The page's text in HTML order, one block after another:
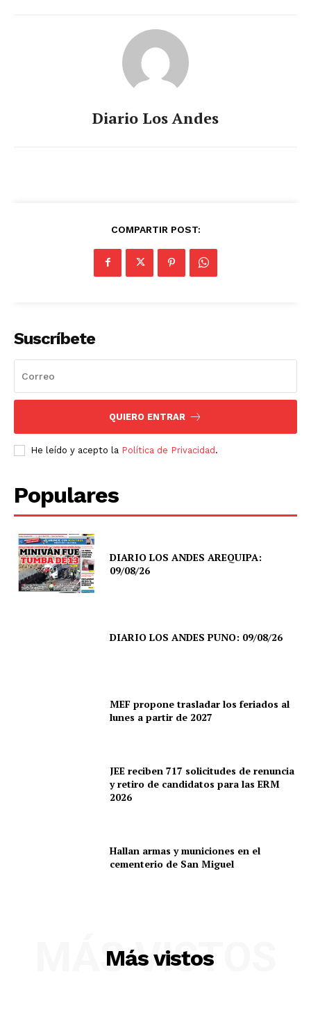
Diario Los Andes
COMPARTIR POST:
Suscríbete
QUIERO ENTRAR
He leído y acepto la Política de Privacidad.
Populares
DIARIO LOS ANDES AREQUIPA:
09/08/26
DIARIO LOS ANDES PUNO: 09/08/26
MEF propone trasladar los feriados al
lunes a partir de 2027
JEE reciben 717 solicitudes de renuncia
y retiro de candidatos para las ERM
2026
Hallan armas y municiones en el
cementerio de San Miguel
Más vistos
MÁS VISTOS